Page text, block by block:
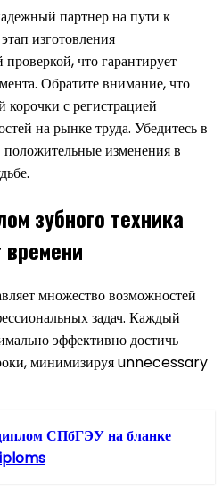
партнер на пути к
изготовления
что гарантирует
Обратите внимание, что
корочки с регистрацией
на рынке труда. Убедитесь в
положительные изменения в
зубного техника
множество возможностей
задач. Каждый
эффективно достичь
минимизируя unnecessary
СПбГЭУ на бланке